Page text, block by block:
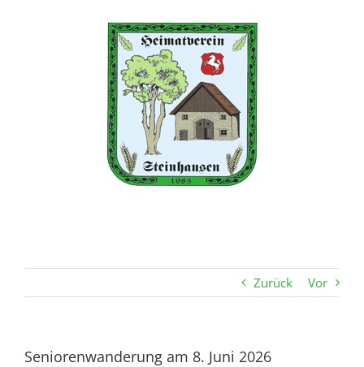
Zurück Vor
Seniorenwanderung am 8. Juni 2026